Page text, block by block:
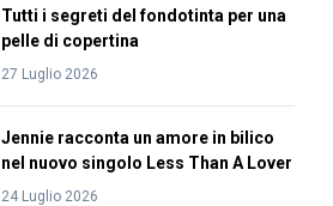
Tutti i segreti del fondotinta per una
pelle di copertina
27 Luglio 2026
Jennie racconta un amore in bilico
nel nuovo singolo Less Than A Lover
24 Luglio 2026